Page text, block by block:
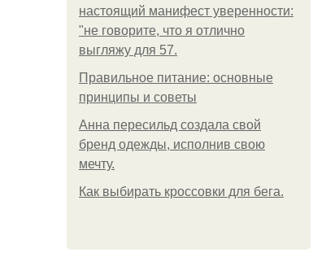
настоящий манифест уверенности:
"не говорите, что я отлично
выгляжу для 57.
Правильное питание: основные
принципы и советы
Анна пересильд создала свой
бренд одежды, исполнив свою
мечту.
Как выбирать кроссовки для бега.